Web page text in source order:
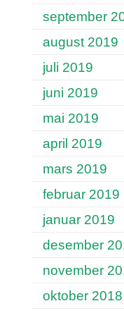
september
august 2019
juli 2019
juni 2019
mai 2019
april 2019
mars 2019
februar 2019
januar 2019
desember
november
oktober 2018